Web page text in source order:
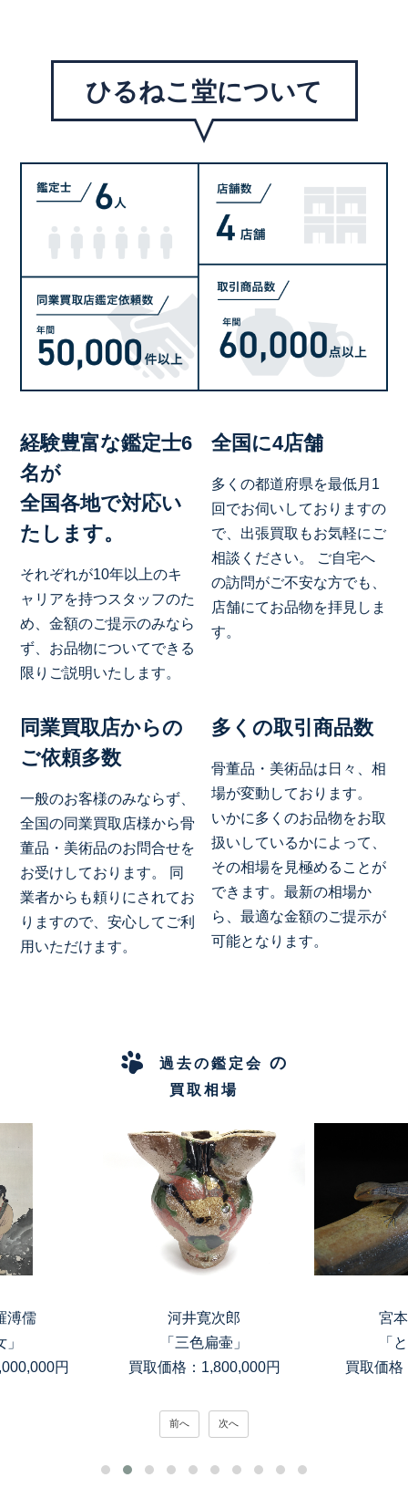
ひるねこ堂について
経験豊富な鑑定士6
名が
全国各地で対応い
たします。
それぞれが10年以上のキ
ャリアを持つスタッフのた
め、金額のご提示のみなら
ず、お品物についてできる
限りご説明いたします。
全国に4店舗
多くの都道府県を最低月1
回でお伺いしておりますの
で、出張買取もお気軽にご
相談ください。 ご自宅へ
の訪問がご不安な方でも、
店舗にてお品物を拝見しま
す。
同業買取店からの
ご依頼多数
一般のお客様のみならず、
全国の同業買取店様から骨
董品・美術品のお問合せを
お受けしております。 同
業者からも頼りにされてお
りますので、安心してご利
用いただけます。
多くの取引商品数
骨董品・美術品は日々、相
場が変動しております。
いかに多くのお品物をお取
扱いしているかによって、
その相場を見極めることが
できます。最新の相場か
ら、最適な金額のご提示が
可能となります。
過去の鑑定会 の
買取相場
円
河井寛次郎
「三色扁壷」
買取価格：1,800,000円
宮本理
「とか
買取価格：
前へ 次へ